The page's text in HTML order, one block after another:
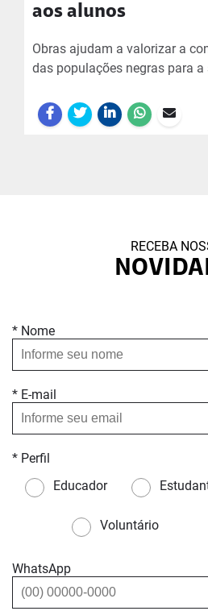
aos alunos
Obras ajudam a valorizar a
das populações negras para
RECEBA
* Nome
* E-mail
* Perfil
Educador
Voluntário
WhatsApp